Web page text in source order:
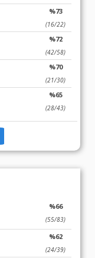
%73
(16/22)
%72
(42/58)
%70
(21/30)
%65
(28/43)
%66
(55/83)
%62
(24/39)